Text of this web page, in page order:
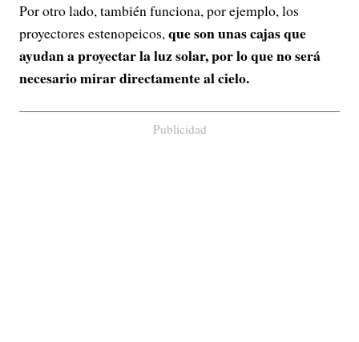
Por otro lado, también funciona, por ejemplo, los
proyectores estenopeicos,que son unas cajas que
ayudan a proyectar la luz solar, por lo que no será
necesario mirar directamente al cielo.
Publicidad